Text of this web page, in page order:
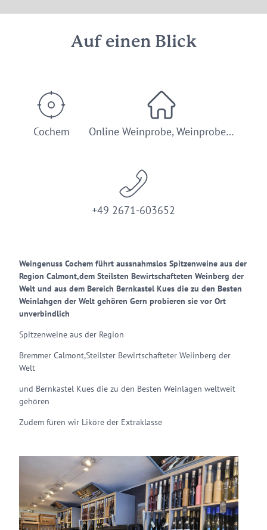
Auf einen Blick
Cochem Online Weinprobe, Weinprobe…
+49 2671-603652
Weingenuss Cochem führt aussnahmslos Spitzenweine aus der
Region Calmont,dem Steilsten Bewirtschafteten Weinberg der
Welt und aus dem Bereich Bernkastel Kues die zu den Besten
Weinlahgen der Welt gehören Gern probieren sie vor Ort
unverbindlich
Spitzenweine aus der Region
Bremmer Calmont,Steilster Bewirtschafteter Weiinberg der
Welt
und Bernkastel Kues die zu den Besten Weinlagen weltweit
gehören
Zudem füren wir Liköre der Extraklasse